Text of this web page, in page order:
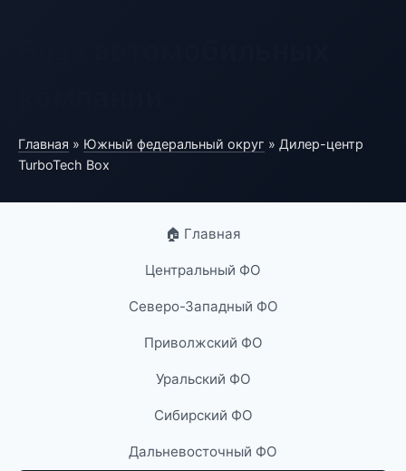
Главная » Южный федеральный округ » Дилер-центр
TurboTech Box
🏠 Главная
Центральный ФО
Северо-Западный ФО
Приволжский ФО
Уральский ФО
Сибирский ФО
Дальневосточный ФО